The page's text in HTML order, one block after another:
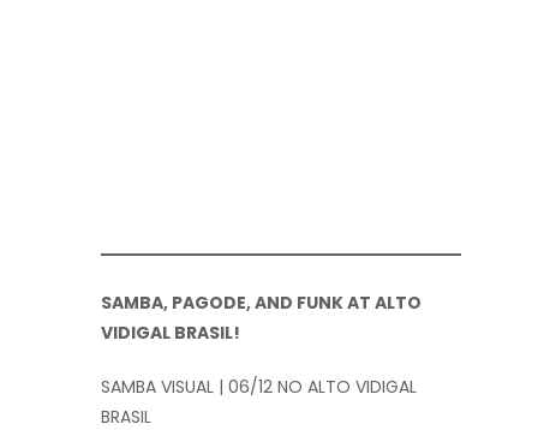
SAMBA, PAGODE, AND FUNK AT ALTO
VIDIGAL BRASIL!
SAMBA VISUAL | 06/12 NO ALTO VIDIGAL
BRASIL